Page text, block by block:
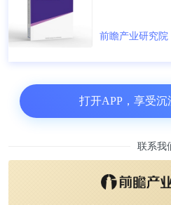
前瞻产业研究院
打开APP，享受
联系我